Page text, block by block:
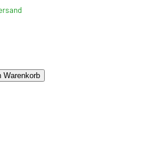
Warenkorb